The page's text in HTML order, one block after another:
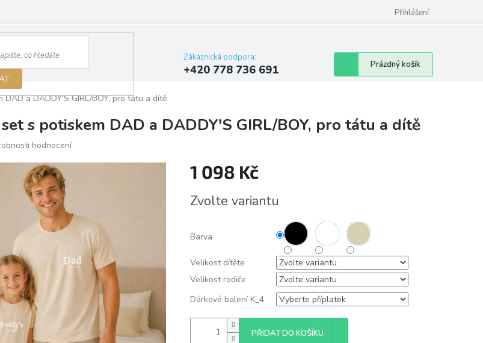
Přihlášení
Zákaznická podpora:
+420 778 736 691
Nákupní
košík
Prázdný košík
DAD a DADDY'S GIRL/BOY, pro tátu a dítě
s potiskem DAD a DADDY'S GIRL/BOY, pro tátu a dítě
hodnocení
1 098 Kč
cena:
Zvolte variantu
Barva
Velikost dítěte
Velikost rodiče
Dárkové balení K_4
PŘIDAT DO KOŠÍKU